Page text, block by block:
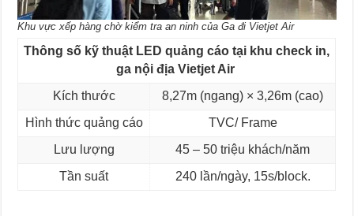
Khu vực xếp hàng chờ kiểm tra an ninh của Ga đi Vietjet Air
Thông số kỹ thuật LED quảng cáo tại khu check in,
ga nội địa Vietjet Air
Kích thước
8,27m (ngang) × 3,26m (cao)
Hình thức quảng cáo
TVC/ Frame
Lưu lượng
45 – 50 triệu khách/năm
Tần suất
240 lần/ngày, 15s/block.